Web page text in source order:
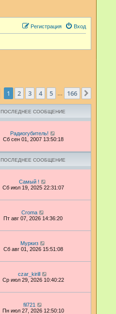
Вход
Регистрация
Страница1 из 166
1 2 3 4 5 166
ПОСЛЕДНЕЕ СООБЩЕНИЕ
Радиогубитель!
Сб сен 01, 2007 13:50:18
ПОСЛЕДНЕЕ СООБЩЕНИЕ
Самый !
Сб июл 19, 2025 22:31:07
Croma
Пт авг 07, 2026 14:36:20
Муркиз
Сб авг 01, 2026 15:51:08
czar_kirill
Ср июл 29, 2026 10:40:22
fil721
Пн июл 27, 2026 12:50:10